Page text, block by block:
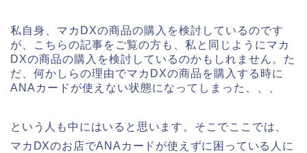
私自身、マカDXの商品の購入を検討しているのです
が、こちらの記事をご覧の方も、私と同じようにマカ
DXの商品の購入を検討しているのかもしれません。た
だ、何かしらの理由でマカDXの商品を購入する時に
ANAカードが使えない状態になってしまった、、、
という人も中にはいると思います。そこでここでは、
マカDXのお店でANAカードが使えずに困っている人に